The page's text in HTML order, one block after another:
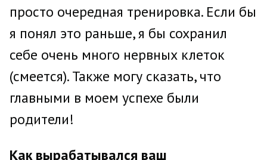
просто очередная тренировка. Если бы
я понял это раньше, я бы сохранил
себе очень много нервных клеток
(смеется). Также могу сказать, что
главными в моем успехе были
родители!
Как вырабатывался ваш